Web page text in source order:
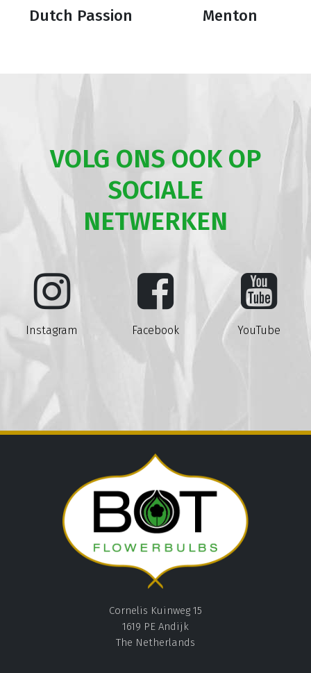
Dutch Passion Menton
VOLG ONS OOK OP
SOCIALE
NETWERKEN
Instagram Facebook YouTube
Cornelis Kuinweg 15
1619 PE Andijk
The Netherlands